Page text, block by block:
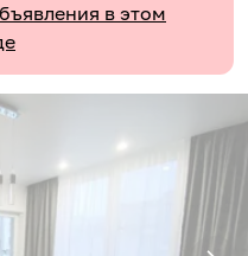
в этом